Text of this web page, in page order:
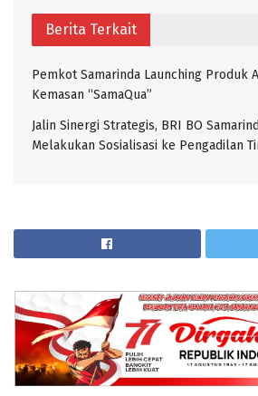
Berita Terkait
Pemkot Samarinda Launching Produk
Kemasan “SamaQua”
Jalin Sinergi Strategis, BRI BO
Melakukan Sosialisasi ke Pengadilan